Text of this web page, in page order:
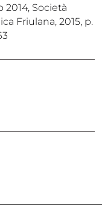
2014, Società
Friulana, 2015, p.